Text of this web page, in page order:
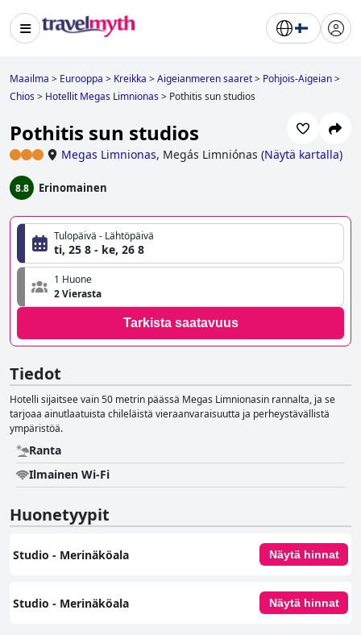
Maailma > Eurooppa > Kreikka >Aigeianmeren saaret> Pohjois-Aigeian>
Chios> Hotellit Megas Limnionas> Pothitis sun studios
Pothitis sun studios
Megas Limnionas, Megás Limniónas (Näytä kartalla)
8.8 Erinomainen
Tulopäivä - Lähtöpäivä
ti, 25 8 - ke, 26 8
1 Huone
2 Vierasta
Tarkista saatavuus
Tiedot
Hotelli sijaitsee vain 50 metrin päässä Megas Limnionasin rannalta, ja se
tarjoaa ainutlaatuista chileläistä vieraanvaraisuutta ja perheystävällistä
ympäristöä.
Ranta
Ilmainen Wi-Fi
Huonetyypit
Studio - Merinäköala Näytä hinnat
Studio - Merinäköala Näytä hinnat